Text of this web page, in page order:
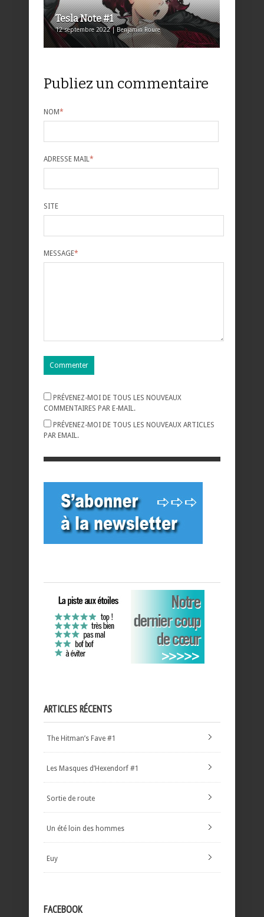
Tesla Note #1
12 septembre 2022 | Benjamin Roure
Publiez un commentaire
NOM*
ADRESSE MAIL*
SITE
MESSAGE*
PRÉVENEZ-MOI DE TOUS LES NOUVEAUX
COMMENTAIRES PAR E-MAIL.
PRÉVENEZ-MOI DE TOUS LES NOUVEAUX ARTICLES
PAR EMAIL.
ARTICLES RÉCENTS
The Hitman’s Fave #1
Les Masques d’Hexendorf #1
Sortie de route
Un été loin des hommes
Euy
FACEBOOK